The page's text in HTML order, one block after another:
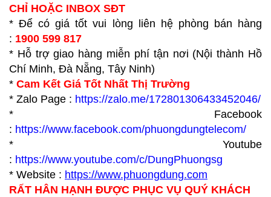
CHỈ HOẶC INBOX SĐT
* Để có giá tốt vui lòng liên hệ phòng bán hàng
: 1900 599 817
* Hỗ trợ giao hàng miễn phí tận nơi (Nội thành Hồ
Chí Minh, Đà Nẵng, Tây Ninh)
* Cam Kết Giá Tốt Nhất Thị Trường
* Zalo Page : https://zalo.me/172801306433452046/
* Facebook
: https://www.facebook.com/phuongdungtelecom/
* Youtube
: https://www.youtube.com/c/DungPhuongsg
* Website : https://www.phuongdung.com
RẤT HÂN HẠNH ĐƯỢC PHỤC VỤ QUÝ KHÁCH